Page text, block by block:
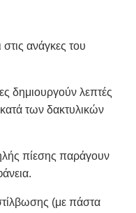
ανάγκες του
δημιουργούν λεπτές
των δακτυλικών
πίεσης παράγουν
(με πάστα